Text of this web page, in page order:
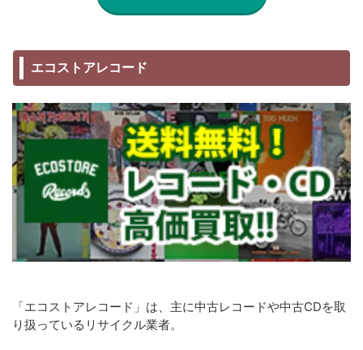
エコストアレコード
「エコストアレコード」は、主に中古レコードや中古CDを取
り扱っているリサイクル業者。